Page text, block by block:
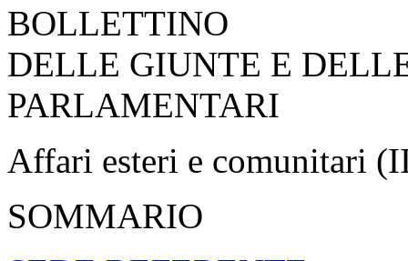
Scarica il PDF
CAMERA DEI DEPUTATI
277
Mercoledì 20 novembre
XVIII LEGISLATURA